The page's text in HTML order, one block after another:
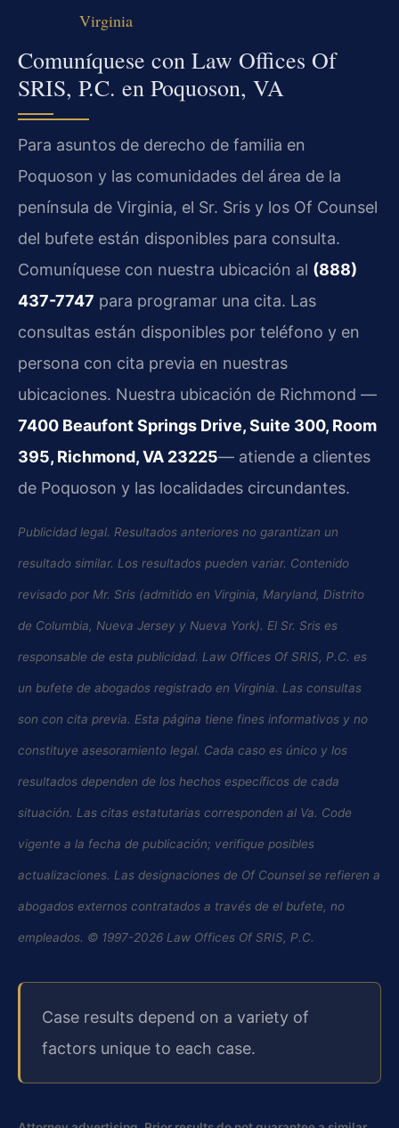
Virginia
Comuníquese con Law Offices Of
SRIS, P.C. en Poquoson, VA
Para asuntos de derecho de familia en
Poquoson y las comunidades del área de la
península de Virginia, el Sr. Sris y los Of Counsel
del bufete están disponibles para consulta.
Comuníquese con nuestra ubicación al (888)
437-7747 para programar una cita. Las
consultas están disponibles por teléfono y en
persona con cita previa en nuestras
ubicaciones. Nuestra ubicación de Richmond —
7400 Beaufont Springs Drive, Suite 300, Room
395, Richmond, VA 23225— atiende a clientes
de Poquoson y las localidades circundantes.
Publicidad legal. Resultados anteriores no garantizan un
resultado similar. Los resultados pueden variar. Contenido
revisado por Mr. Sris (admitido en Virginia, Maryland, Distrito
de Columbia, Nueva Jersey y Nueva York). El Sr. Sris es
responsable de esta publicidad. Law Offices Of SRIS, P.C. es
un bufete de abogados registrado en Virginia. Las consultas
son con cita previa. Esta página tiene fines informativos y no
constituye asesoramiento legal. Cada caso es único y los
resultados dependen de los hechos específicos de cada
situación. Las citas estatutarias corresponden al Va. Code
vigente a la fecha de publicación; verifique posibles
actualizaciones. Las designaciones de Of Counsel se refieren a
abogados externos contratados a través de el bufete, no
empleados. © 1997-2026 Law Offices Of SRIS, P.C.
Case results depend on a variety of
factors unique to each case.